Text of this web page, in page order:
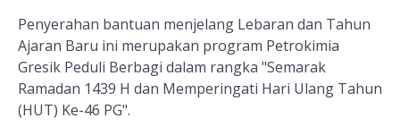
Penyerahan bantuan menjelang Lebaran dan Tahun
Ajaran Baru ini merupakan program Petrokimia
Gresik Peduli Berbagi dalam rangka "Semarak
Ramadan 1439 H dan Memperingati Hari Ulang Tahun
(HUT) Ke-46 PG".